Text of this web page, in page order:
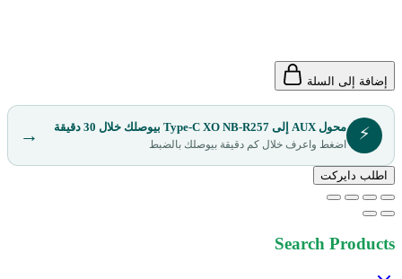
إضافة إلى السلة
⚡ محول AUX إلى Type-C XO NB-R257 بيوصلك خلال 30 دقيقة
اضغط واعرف خلال كم دقيقة بيوصلك بالضبط →
اطلب دايركت
Search Products